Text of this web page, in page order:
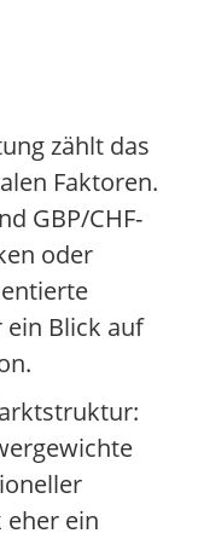
zählt das
Faktoren.
GBP/CHF-
oder
Blick auf
eher ein